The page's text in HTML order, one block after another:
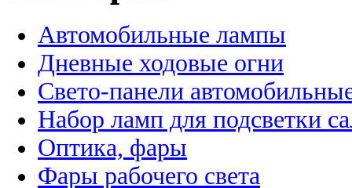
Автомобильные лампы
Дневные ходовые огни
Свето-панели
Набор ламп для подсветки
Оптика, фары
Фары рабочего света